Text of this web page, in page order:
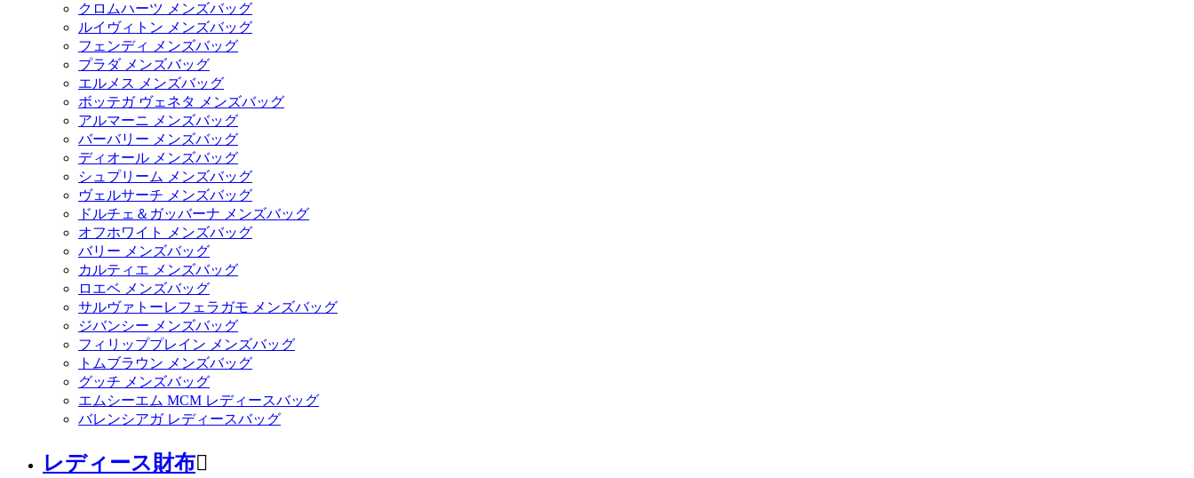
クロムハーツ メンズバッグ
ルイヴィトン メンズバッグ
フェンディ メンズバッグ
プラダ メンズバッグ
エルメス メンズバッグ
ボッテガ ヴェネタ メンズバッグ
アルマーニ メンズバッグ
バーバリー メンズバッグ
ディオール メンズバッグ
シュプリーム メンズバッグ
ヴェルサーチ メンズバッグ
ドルチェ＆ガッバーナ メンズバッグ
オフホワイト メンズバッグ
バリー メンズバッグ
カルティエ メンズバッグ
ロエベ メンズバッグ
サルヴァトーレフェラガモ メンズバッグ
ジバンシー メンズバッグ
フィリッププレイン メンズバッグ
トムブラウン メンズバッグ
グッチ メンズバッグ
エムシーエム MCM レディースバッグ
バレンシアガ レディースバッグ
レディース財布